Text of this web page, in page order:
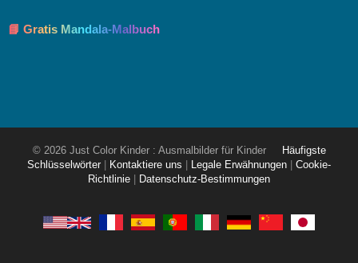
📘 Gratis Mandala-Malbuch
© 2026 Just Color Kinder : Ausmalbilder für Kinder
Häufigste
Schlüsselwörter
Kontaktiere uns Legale Erwähnungen
Cookie-
Richtlinie
Datenschutz-Bestimmungen